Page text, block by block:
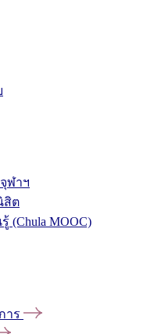
ฬาฯ
สิต
(Chula MOOC)
าร